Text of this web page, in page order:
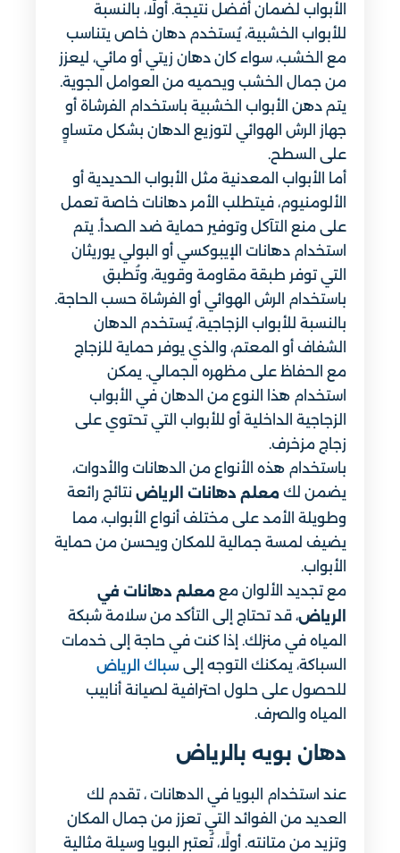
الأبواب لضمان أفضل نتيجة. أولًا، بالنسبة
للأبواب الخشبية، يُستخدم دهان خاص يتناسب
مع الخشب، سواء كان دهان زيتي أو مائي، ليعزز
من جمال الخشب ويحميه من العوامل الجوية.
يتم دهن الأبواب الخشبية باستخدام الفرشاة أو
جهاز الرش الهوائي لتوزيع الدهان بشكل متساوٍ
على السطح.
أما الأبواب المعدنية مثل الأبواب الحديدية أو
الألومنيوم، فيتطلب الأمر دهانات خاصة تعمل
على منع التآكل وتوفير حماية ضد الصدأ. يتم
استخدام دهانات الإيبوكسي أو البولي يوريثان
التي توفر طبقة مقاومة وقوية، وتُطبق
باستخدام الرش الهوائي أو الفرشاة حسب الحاجة.
بالنسبة للأبواب الزجاجية، يُستخدم الدهان
الشفاف أو المعتم، والذي يوفر حماية للزجاج
مع الحفاظ على مظهره الجمالي. يمكن
استخدام هذا النوع من الدهان في الأبواب
الزجاجية الداخلية أو للأبواب التي تحتوي على
زجاج مزخرف.
باستخدام هذه الأنواع من الدهانات والأدوات،
يضمن لك معلم دهانات الرياض نتائج رائعة
وطويلة الأمد على مختلف أنواع الأبواب، مما
يضيف لمسة جمالية للمكان ويحسن من حماية
الأبواب.
مع تجديد الألوان مع معلم دهانات في
الرياض، قد تحتاج إلى التأكد من سلامة شبكة
المياه في منزلك. إذا كنت في حاجة إلى خدمات
السباكة، يمكنك التوجه إلى سباك الرياض
للحصول على حلول احترافية لصيانة أنابيب
المياه والصرف.
دهان بويه بالرياض
عند استخدام البويا في الدهانات ، تقدم لك
العديد من الفوائد التي تعزز من جمال المكان
وتزيد من متانته. أولًا، تُعتبر البويا وسيلة مثالية